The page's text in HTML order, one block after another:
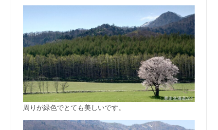
周りが緑色でとても美しいです。